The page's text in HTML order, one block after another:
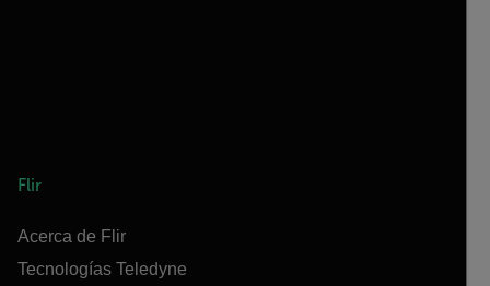
Flir
Acerca de Flir
Tecnologías Teledyne